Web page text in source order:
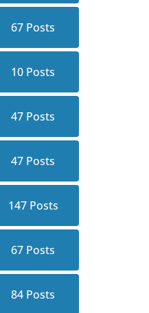
67 Posts
10 Posts
47 Posts
47 Posts
147Posts
67 Posts
84 Posts